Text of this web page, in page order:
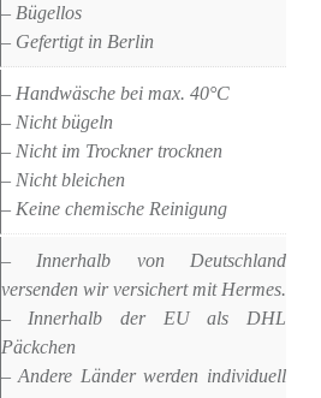
– Bügellos
– Gefertigt in Berlin
– Handwäsche bei max. 40°C
– Nicht bügeln
– Nicht im Trockner trocknen
– Nicht bleichen
– Keine chemische Reinigung
– Innerhalb von Deutschland
versenden wir versichert mit Hermes.
– Innerhalb der EU als DHL
Päckchen
– Andere Länder werden individuell